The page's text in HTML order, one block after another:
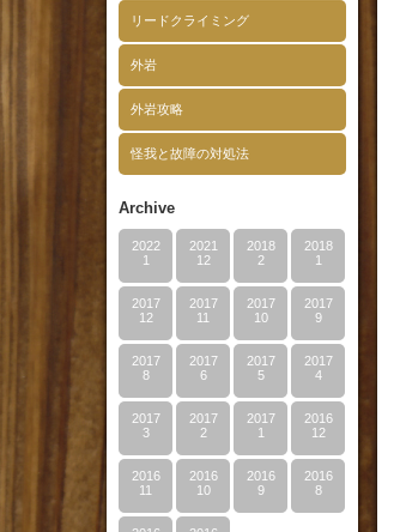
リードクライミング
外岩
外岩攻略
怪我と故障の対処法
Archive
2022
1
2021
12
2018
2
2018
1
2017
12
2017
11
2017
10
2017
9
2017
8
2017
6
2017
5
2017
4
2017
3
2017
2
2017
1
2016
12
2016
11
2016
10
2016
9
2016
8